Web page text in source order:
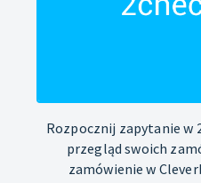
Rozpocznij zapytanie w
przegląd swoich
zamówienie w